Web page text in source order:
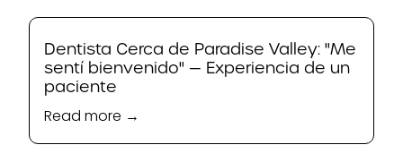
Dentista Cerca de Paradise Valley: "Me
sentí bienvenido" — Experiencia de un
paciente
Read more →